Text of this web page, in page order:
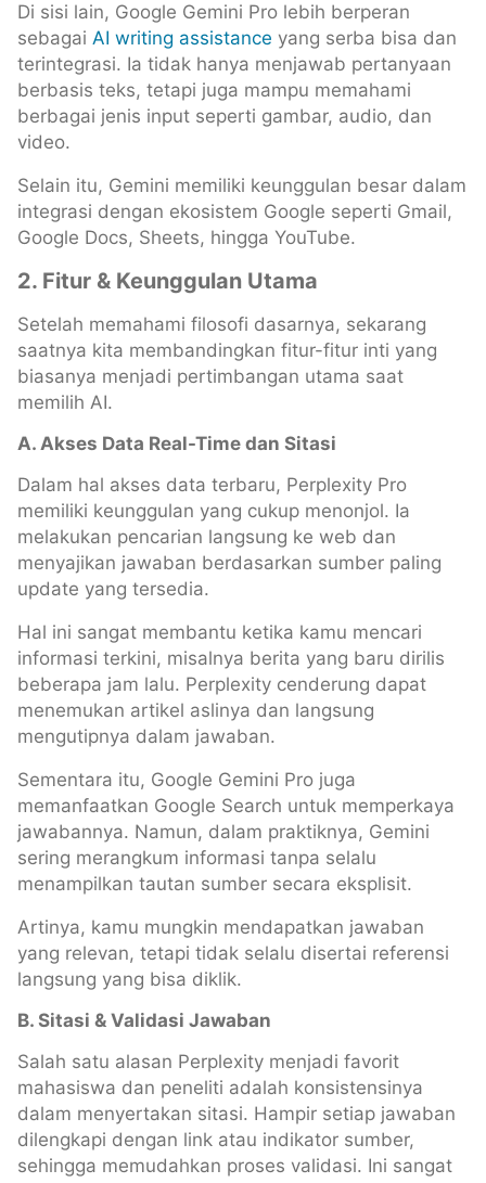
Di sisi lain, Google Gemini Pro lebih berperan
sebagai AI writing assistance yang serba bisa dan
terintegrasi. Ia tidak hanya menjawab pertanyaan
berbasis teks, tetapi juga mampu memahami
berbagai jenis input seperti gambar, audio, dan
video.
Selain itu, Gemini memiliki keunggulan besar dalam
integrasi dengan ekosistem Google seperti Gmail,
Google Docs, Sheets, hingga YouTube.
2. Fitur & Keunggulan Utama
Setelah memahami filosofi dasarnya, sekarang
saatnya kita membandingkan fitur-fitur inti yang
biasanya menjadi pertimbangan utama saat
memilih AI.
A. Akses Data Real-Time dan Sitasi
Dalam hal akses data terbaru, Perplexity Pro
memiliki keunggulan yang cukup menonjol. Ia
melakukan pencarian langsung ke web dan
menyajikan jawaban berdasarkan sumber paling
update yang tersedia.
Hal ini sangat membantu ketika kamu mencari
informasi terkini, misalnya berita yang baru dirilis
beberapa jam lalu. Perplexity cenderung dapat
menemukan artikel aslinya dan langsung
mengutipnya dalam jawaban.
Sementara itu, Google Gemini Pro juga
memanfaatkan Google Search untuk memperkaya
jawabannya. Namun, dalam praktiknya, Gemini
sering merangkum informasi tanpa selalu
menampilkan tautan sumber secara eksplisit.
Artinya, kamu mungkin mendapatkan jawaban
yang relevan, tetapi tidak selalu disertai referensi
langsung yang bisa diklik.
B. Sitasi & Validasi Jawaban
Salah satu alasan Perplexity menjadi favorit
mahasiswa dan peneliti adalah konsistensinya
dalam menyertakan sitasi. Hampir setiap jawaban
dilengkapi dengan link atau indikator sumber,
sehingga memudahkan proses validasi. Ini sangat